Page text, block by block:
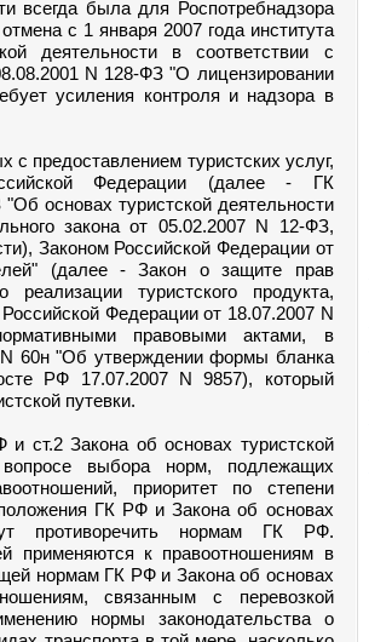
всегда была для Роспотребнадзора
с 1 января 2007 года института
деятельности в соответствии с
N 128-ФЗ "О лицензировании
усиления контроля и надзора в
предоставлением туристских услуг,
Федерации (далее - ГК
основах туристской деятельности
закона от 05.02.2007 N 12-ФЗ,
Законом Российской Федерации от
(далее - Закон о защите прав
туристского продукта,
Федерации от 18.07.2007 N
правовыми актами, в
60н "Об утверждении формы бланка
РФ 17.07.2007 N 9857), который
путевки.
Закона об основах туристской
выбора норм, подлежащих
приоритет по степени
ГК РФ и Закона об основах
противоречить нормам ГК РФ.
применяются к правоотношениям в
нормам ГК РФ и Закона об основах
связанным с перевозкой
нормы законодательства о